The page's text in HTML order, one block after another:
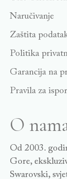
Naručivanje
Zaštita
Politika
Garancija na
Pravila za
O
Od 2003.
Gore,
Swarovski,